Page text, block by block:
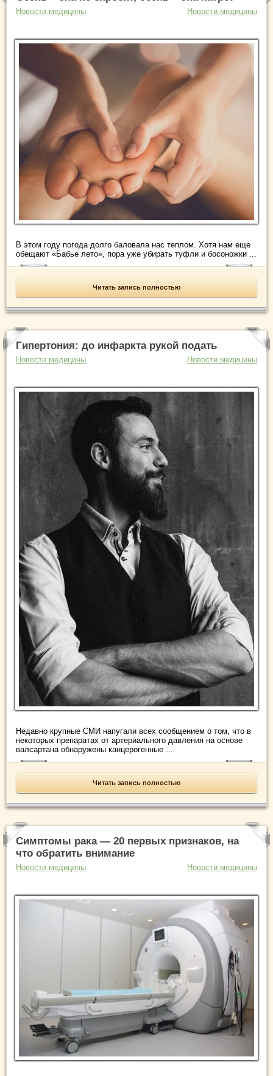
Новости медицины Новости медицины
В этом году погода долго баловала нас теплом. Хотя нам еще
обещают «Бабье лето», пора уже убирать туфли и босоножки ...
Читать запись полностью
Гипертония: до инфаркта рукой подать
Новости медицины Новости медицины
Недавно крупные СМИ напугали всех сообщением о том, что в
некоторых препаратах от артериального давления на основе
валсартана обнаружены канцерогенные ...
Читать запись полностью
Симптомы рака — 20 первых признаков, на
что обратить внимание
Новости медицины Новости медицины